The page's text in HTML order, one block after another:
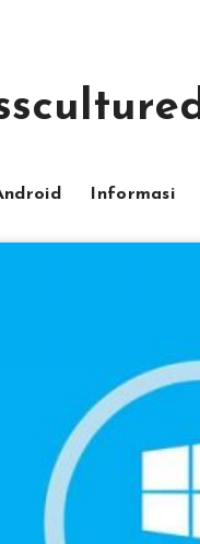
Informasi